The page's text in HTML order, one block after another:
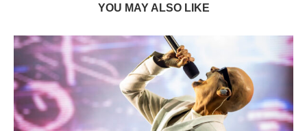
YOU MAY ALSO LIKE